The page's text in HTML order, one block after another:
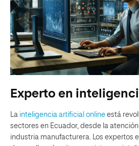
Experto en
La inteligencia artificial online está
sectores en Ecuador, desde la
industria manufacturera. Los expertos